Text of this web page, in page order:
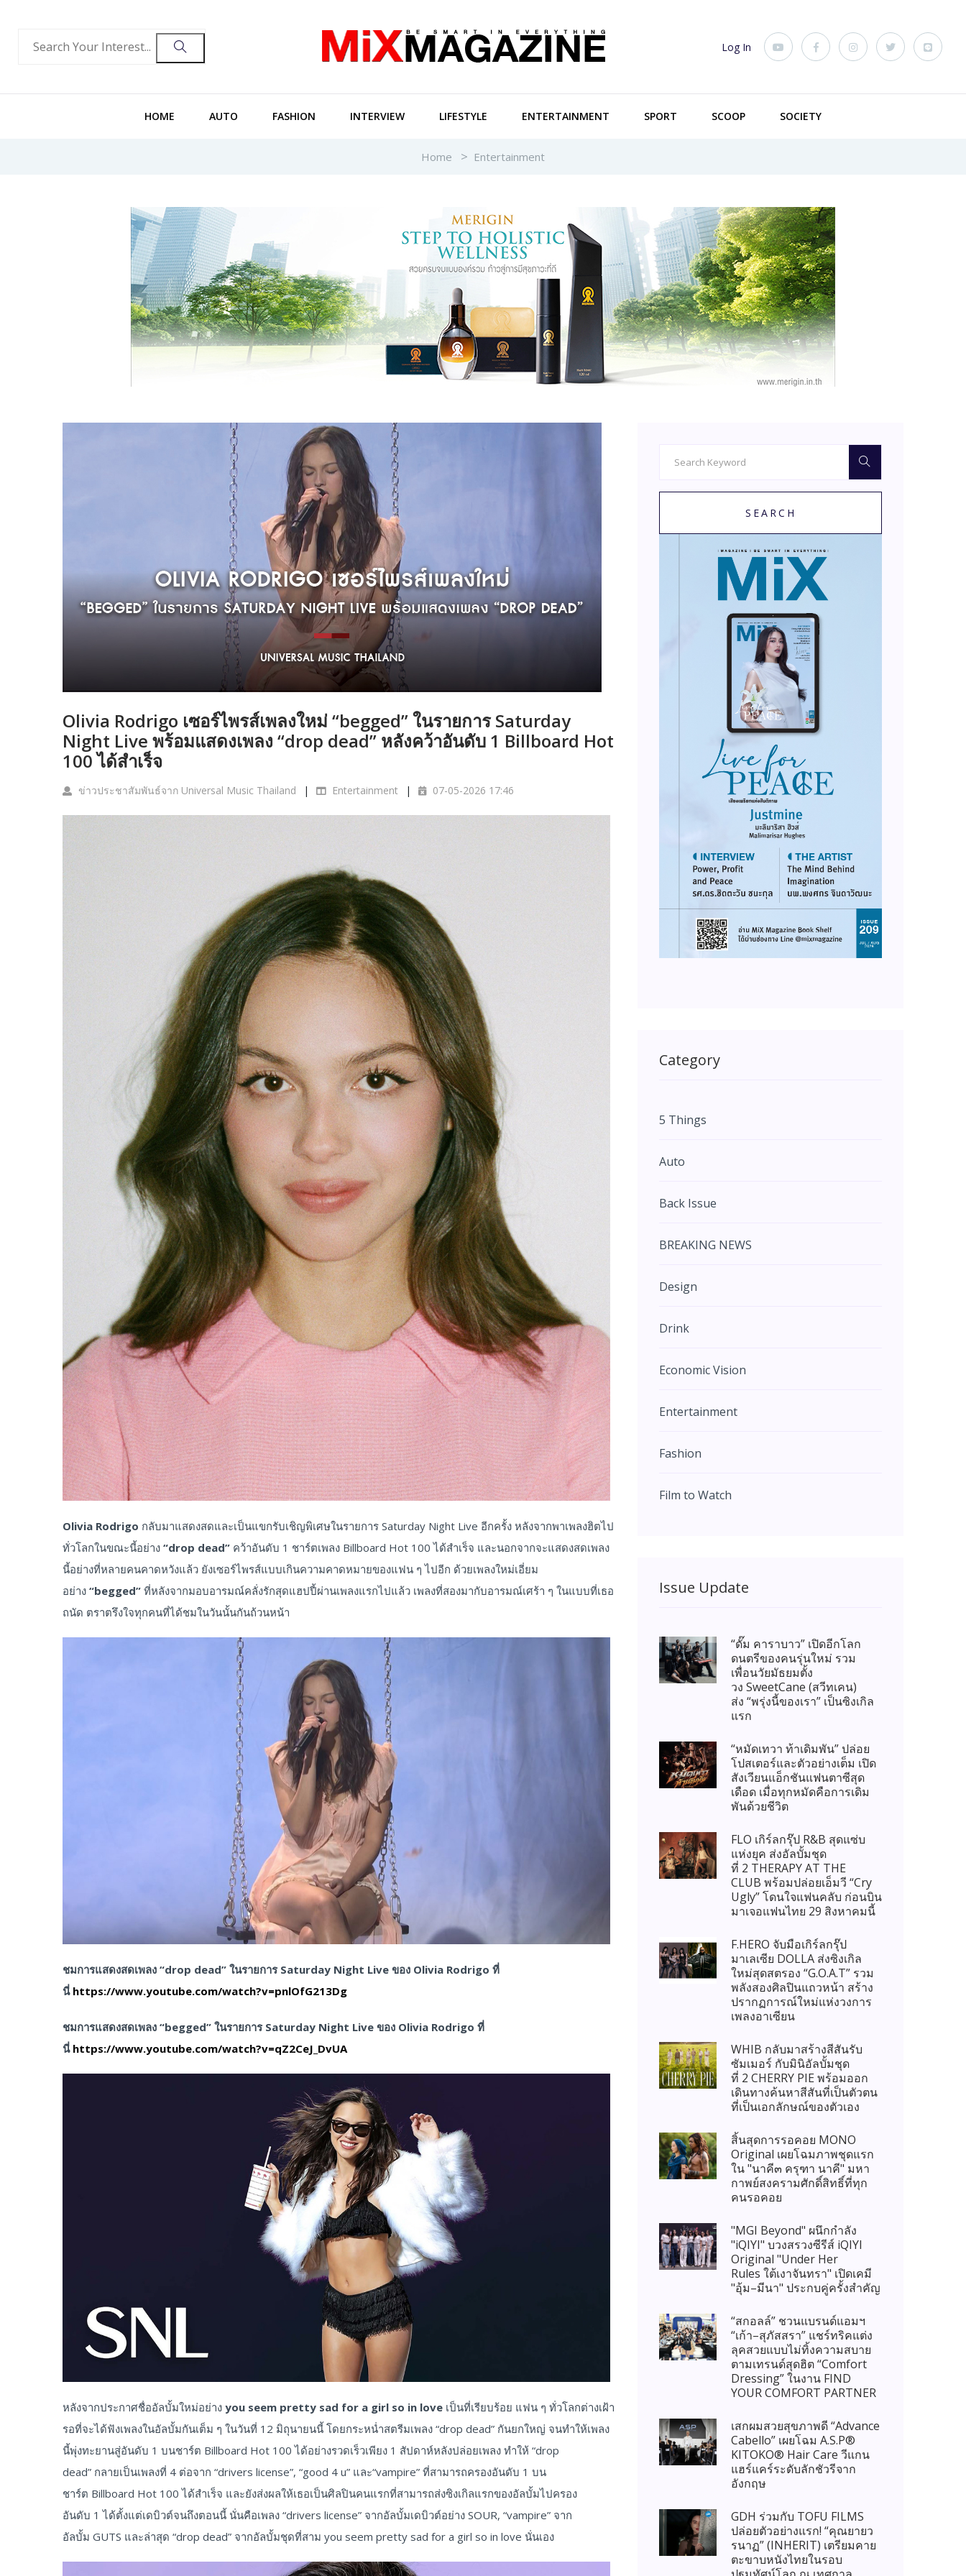
Log In
HOME AUTO FASHION INTERVIEW LIFESTYLE ENTERTAINMENT SPORT SCOOP SOCIETY
Home Entertainment
Olivia Rodrigo เซอร์ไพรส์เพลงใหม่ “begged” ในรายการ Saturday
Night Live พร้อมแสดงเพลง “drop dead” หลังคว้าอันดับ 1 Billboard Hot
100 ได้สำเร็จ
ข่าวประชาสัมพันธ์จาก Universal Music Thailand Entertainment 07-05-2026 17:46
Olivia Rodrigo กลับมาแสดงสดและเป็นแขกรับเชิญพิเศษในรายการ Saturday Night Live อีกครั้ง หลังจากพาเพลงฮิตไป
ทั่วโลกในขณะนี้อย่าง “drop dead” คว้าอันดับ 1 ชาร์ตเพลง Billboard Hot 100 ได้สำเร็จ และนอกจากจะแสดงสดเพลง
นี้อย่างที่หลายคนคาดหวังแล้ว ยังเซอร์ไพรส์แบบเกินความคาดหมายของแฟน ๆ ไปอีก ด้วยเพลงใหม่เอี่ยม
อย่าง “begged” ที่หลังจากมอบอารมณ์คลั่งรักสุดแฮปปี้ผ่านเพลงแรกไปแล้ว เพลงที่สองมากับอารมณ์เศร้า ๆ ในแบบที่เธอ
ถนัด ตราตรึงใจทุกคนที่ได้ชมในวันนั้นกันถ้วนหน้า
ชมการแสดงสดเพลง “drop dead” ในรายการ Saturday Night Live ของ Olivia Rodrigo ที่
นี่ https://www.youtube.com/watch?v=pnlOfG213Dg
ชมการแสดงสดเพลง “begged” ในรายการ Saturday Night Live ของ Olivia Rodrigo ที่
นี่ https://www.youtube.com/watch?v=qZ2CeJ_DvUA
หลังจากประกาศชื่ออัลบั้มใหม่อย่าง you seem pretty sad for a girl so in love เป็นที่เรียบร้อย แฟน ๆ ทั่วโลกต่างเฝ้า
รอที่จะได้ฟังเพลงในอัลบั้มกันเต็ม ๆ ในวันที่ 12 มิถุนายนนี้ โดยกระหน่ำสตรีมเพลง “drop dead” กันยกใหญ่ จนทำให้เพลง
นี้พุ่งทะยานสู่อันดับ 1 บนชาร์ต Billboard Hot 100 ได้อย่างรวดเร็วเพียง 1 สัปดาห์หลังปล่อยเพลง ทำให้ “drop
dead” กลายเป็นเพลงที่ 4 ต่อจาก “drivers license”, “good 4 u” และ“vampire” ที่สามารถครองอันดับ 1 บน
ชาร์ต Billboard Hot 100 ได้สำเร็จ และยังส่งผลให้เธอเป็นศิลปินคนแรกที่สามารถส่งซิงเกิลแรกของอัลบั้มไปครอง
อันดับ 1 ได้ตั้งแต่เดบิวต์จนถึงตอนนี้ นั่นคือเพลง “drivers license” จากอัลบั้มเดบิวต์อย่าง SOUR, “vampire” จาก
อัลบั้ม GUTS และล่าสุด “drop dead” จากอัลบั้มชุดที่สาม you seem pretty sad for a girl so in love นั่นเอง
SEARCH
Category
5 Things
Auto
Back Issue
BREAKING NEWS
Design
Drink
Economic Vision
Entertainment
Fashion
Film to Watch
Issue Update
“ดั๊ม คาราบาว” เปิดอีกโลก
ดนตรีของคนรุ่นใหม่ รวม
เพื่อนวัยมัธยมตั้ง
วง SweetCane (สวีทเคน)
ส่ง “พรุ่งนี้ของเรา” เป็นซิงเกิล
แรก
“หมัดเทวา ท้าเดิมพัน” ปล่อย
โปสเตอร์และตัวอย่างเต็ม เปิด
สังเวียนแอ็กชันแฟนตาซีสุด
เดือด เมื่อทุกหมัดคือการเดิม
พันด้วยชีวิต
FLO เกิร์ลกรุ๊ป R&B สุดแซ่บ
แห่งยุค ส่งอัลบั้มชุด
ที่ 2 THERAPY AT THE
CLUB พร้อมปล่อยเอ็มวี “Cry
Ugly” โดนใจแฟนคลับ ก่อนบิน
มาเจอแฟนไทย 29 สิงหาคมนี้
F.HERO จับมือเกิร์ลกรุ๊ป
มาเลเซีย DOLLA ส่งซิงเกิล
ใหม่สุดสตรอง “G.O.A.T” รวม
พลังสองศิลปินแถวหน้า สร้าง
ปรากฏการณ์ใหม่แห่งวงการ
เพลงอาเซียน
WHIB กลับมาสร้างสีสันรับ
ซัมเมอร์ กับมินิอัลบั้มชุด
ที่ 2 CHERRY PIE พร้อมออก
เดินทางค้นหาสีสันที่เป็นตัวตน
ที่เป็นเอกลักษณ์ของตัวเอง
สิ้นสุดการรอคอย MONO
Original เผยโฉมภาพชุดแรก
ใน "นาคี๓ ครุฑา นาคี" มหา
กาพย์สงครามศักดิ์สิทธิ์ที่ทุก
คนรอคอย
"MGI Beyond" ผนึกกำลัง
"iQIYI" บวงสรวงซีรีส์ iQIYI
Original "Under Her
Rules ใต้เงาจันทรา" เปิดเคมี
"อุ้ม–มีนา" ประกบคู่ครั้งสำคัญ
“สกอลล์” ชวนแบรนด์แอมฯ
“เก้า–สุภัสสรา” แชร์ทริคแต่ง
ลุคสวยแบบไม่ทิ้งความสบาย
ตามเทรนด์สุดฮิต “Comfort
Dressing” ในงาน FIND
YOUR COMFORT PARTNER
เสกผมสวยสุขภาพดี “Advance
Cabello” เผยโฉม A.S.P®
KITOKO® Hair Care วีแกน
แฮร์แคร์ระดับลักชัวรีจาก
อังกฤษ
GDH ร่วมกับ TOFU FILMS
ปล่อยตัวอย่างแรก! “คุณยายว
รนาฏ” (INHERIT) เตรียมคาย
ตะขาบหนังไทยในรอบ